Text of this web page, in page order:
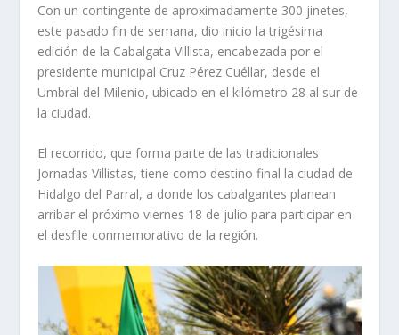
Con un contingente de aproximadamente 300 jinetes,
este pasado fin de semana, dio inicio la trigésima
edición de la Cabalgata Villista, encabezada por el
presidente municipal Cruz Pérez Cuéllar, desde el
Umbral del Milenio, ubicado en el kilómetro 28 al sur de
la ciudad.
El recorrido, que forma parte de las tradicionales
Jornadas Villistas, tiene como destino final la ciudad de
Hidalgo del Parral, a donde los cabalgantes planean
arribar el próximo viernes 18 de julio para participar en
el desfile conmemorativo de la región.